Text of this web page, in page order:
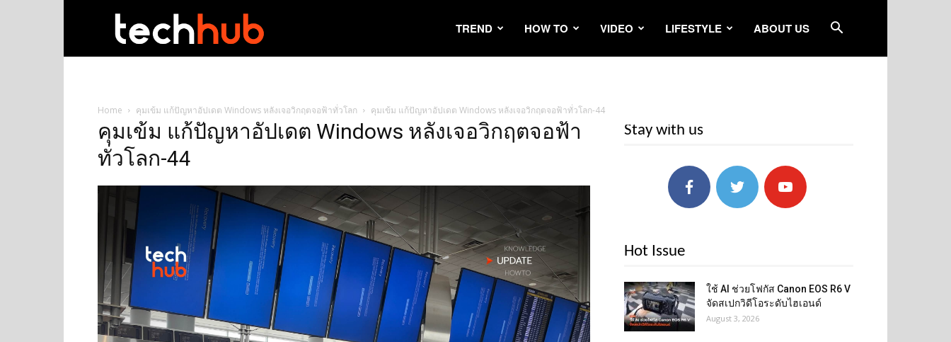
TREND HOW TO VIDEO LIFESTYLE ABOUT US
Home คุมเข้ม แก้ปัญหาอัปเดต Windows หลังเจอวิกฤตจอฟ้าทั่วโลก คุมเข้ม แก้ปัญหาอัปเดต Windows หลังเจอวิกฤตจอฟ้าทั่วโลก-44
คุมเข้ม แก้ปัญหาอัปเดต Windows หลังเจอวิกฤตจอฟ้า
ทั่วโลก-44
Stay with us
Hot Issue
ใช้ AI ช่วยโฟกัส Canon EOS R6 V
จัดสเปกวิดีโอระดับไฮเอนด์
August 3, 2026